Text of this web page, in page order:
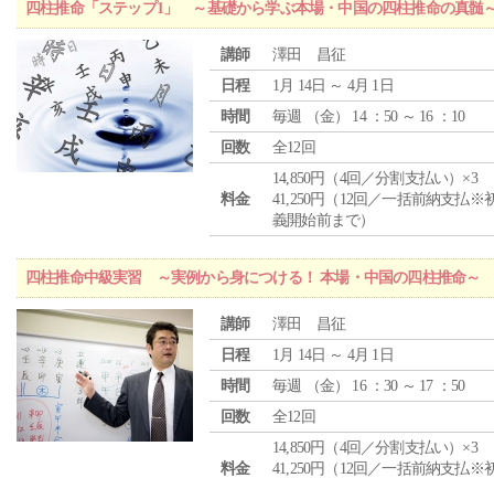
四柱推命「ステップ1」 ～基礎から学ぶ本場・中国の四柱推命の真髄
講師
澤田 昌征
日程
1月 14日 ～ 4月 1日
時間
毎週 （金） 14 ：50 ～ 16 ：10
回数
全12回
料金
14,850円（4回／分割支払い）×3
41,250円（12回／一括前納支払※
義開始前まで）
四柱推命中級実習 ～実例から身につける！ 本場・中国の四柱推命～
講師
澤田 昌征
日程
1月 14日 ～ 4月 1日
時間
毎週 （金） 16 ：30 ～ 17 ：50
回数
全12回
料金
14,850円（4回／分割支払い）×3
41,250円（12回／一括前納支払※